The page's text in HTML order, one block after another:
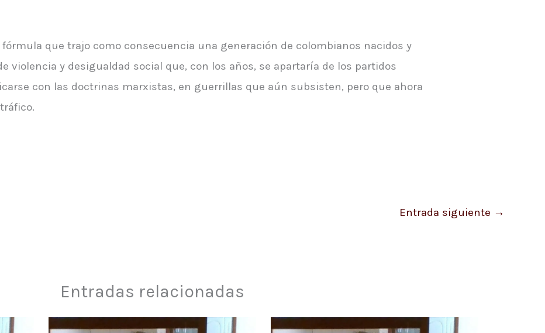
fórmula que trajo como consecuencia una generación de colombianos nacidos y
violencia y desigualdad social que, con los años, se apartaría de los partidos
con las doctrinas marxistas, en guerrillas que aún subsisten, pero que ahora
Entrada siguiente →
Entradas relacionadas